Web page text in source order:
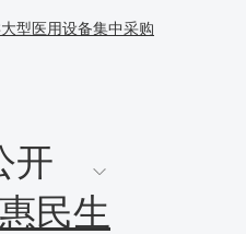
型医用设备集中采购
开
民生